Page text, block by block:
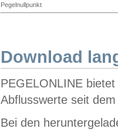
Pegelnullpunkt
Download
PEGELONLINE
Abflusswerte seit
Bei den